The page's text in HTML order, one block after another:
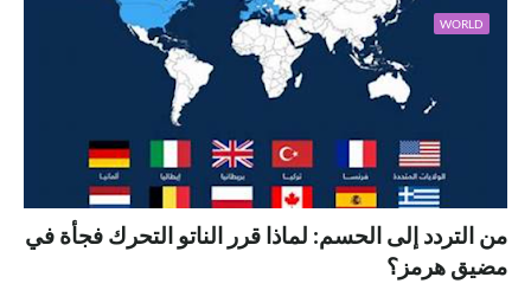
WORLD
من التردد إلى الحسم: لماذا قرر الناتو التحرك فجأة في
مضيق هرمز؟